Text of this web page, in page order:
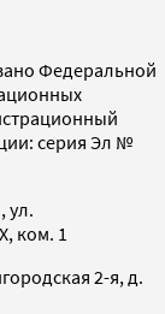
Федеральной
серия Эл №
ул.
ком. 1
2-я, д.